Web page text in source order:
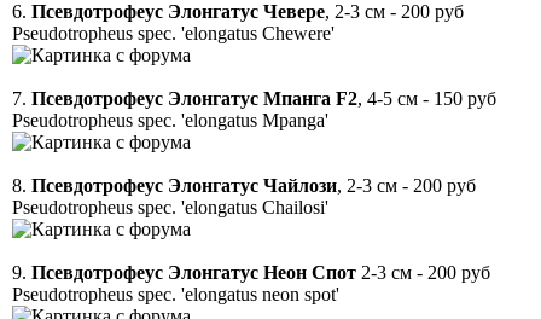
6. Псевдотрофеус Элонгатус Чевере, 2-3 см - 200 руб
Pseudotropheus spec. 'elongatus Chewere'
7. Псевдотрофеус Элонгатус Мпанга F2, 4-5 см - 150 руб
Pseudotropheus spec. 'elongatus Mpanga'
8. Псевдотрофеус Элонгатус Чайлози, 2-3 см - 200 руб
Pseudotropheus spec. 'elongatus Chailosi'
9. Псевдотрофеус Элонгатус Неон Спот 2-3 см - 200 руб
Pseudotropheus spec. 'elongatus neon spot'